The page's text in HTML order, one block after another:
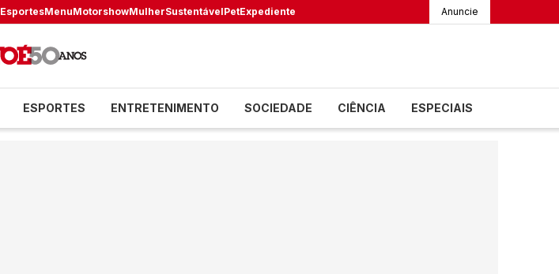
EsportesMenuMotorshowMulherSustentávelPetExpediente Anuncie
ESPORTES ENTRETENIMENTO SOCIEDADE CIÊNCIA ESPECIAIS